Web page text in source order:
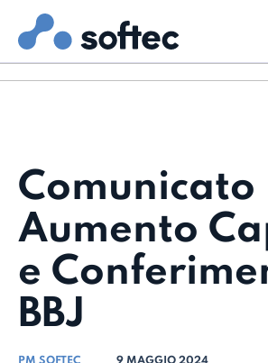
Comunicato
Aumento
e
BBJ
PM SOFTEC 9 MAGGIO 2024